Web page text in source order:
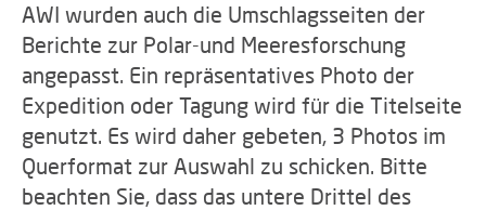
AWI wurden auch die Umschlagsseiten der
Berichte zur Polar-und Meeresforschung
angepasst. Ein repräsentatives Photo der
Expedition oder Tagung wird für die Titelseite
genutzt. Es wird daher gebeten, 3 Photos im
Querformat zur Auswahl zu schicken. Bitte
beachten Sie, dass das untere Drittel des